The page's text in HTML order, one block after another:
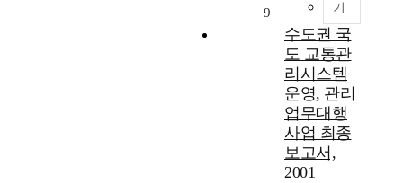
기
9
수도권 국
도 교통관
리시스템
운영, 관리
업무대행
사업 최종
보고서,
2001